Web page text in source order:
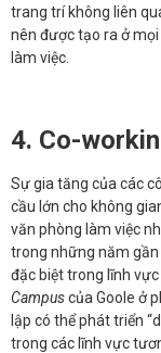
trang trí không liên
nên được tạo ra ở
làm việc.
4. Co-
Sự gia tăng của các
cầu lớn cho không
văn phòng làm việc
trong những năm gần
đặc biệt trong lĩnh
Campuscủa Goole ở
lập có thể phát triển
trong các lĩnh vực